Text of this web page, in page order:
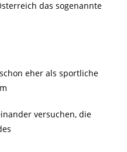
das sogenannte
eher als sportliche
versuchen, die